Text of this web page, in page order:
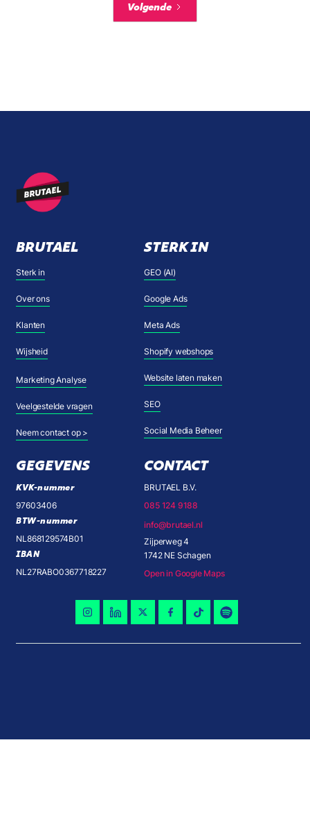
Volgende
BRUTAEL
Sterk in
Over ons
Klanten
Wijsheid
Marketing Analyse
Veelgestelde vragen
Neem contact op >
STERK IN
GEO (AI)
Google Ads
Meta Ads
Shopify webshops
Website laten maken
SEO
Social Media Beheer
GEGEVENS
KVK-nummer
97603406
BTW-nummer
NL868129574B01
IBAN
NL27RABO0367718227
CONTACT
BRUTAEL B.V.
085 124 9188
info@brutael.nl
Zijperweg 4
1742 NE Schagen
Open in Google Maps